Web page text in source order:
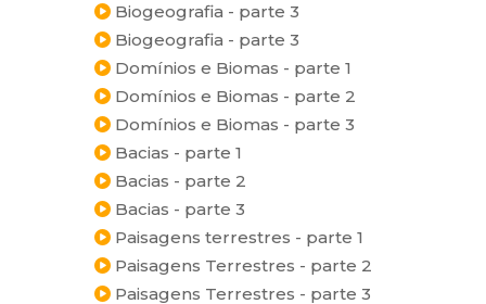
Biogeografia - parte 3
Biogeografia - parte 3
Domínios e Biomas - parte 1
Domínios e Biomas - parte 2
Domínios e Biomas - parte 3
Bacias - parte 1
Bacias - parte 2
Bacias - parte 3
Paisagens terrestres - parte 1
Paisagens Terrestres - parte 2
Paisagens Terrestres - parte 3